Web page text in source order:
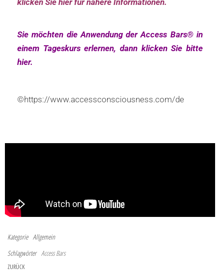
klicken Sie hier für nähere Informationen.
Sie möchten die Anwendung der Access Bars® in
einem Tageskurs erlernen, dann klicken Sie bitte
hier.
©https://www.accessconsciousness.com/de
Kategorie Allgemein
Schlagwörter Access Bars
ZURÜCK